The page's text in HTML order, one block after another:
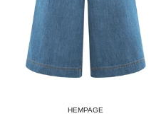
HEMPAGE